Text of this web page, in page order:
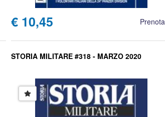
€ 10,45 Prenota
STORIA MILITARE #318 - MARZO 2020